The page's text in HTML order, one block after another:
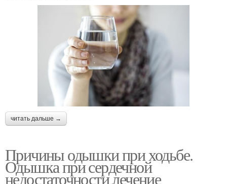
читать дальше →
Причины одышки при ходьбе.
Одышка при сердечной
недостаточности лечение